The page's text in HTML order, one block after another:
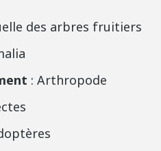
des arbres fruitiers
: Arthropode